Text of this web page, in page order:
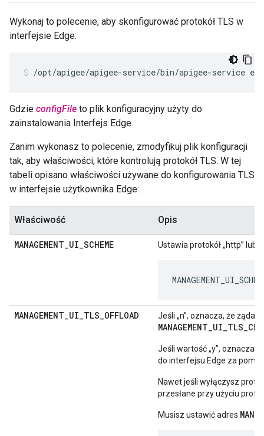
Wykonaj to polecenie, aby skonfigurować protokół TLS w
interfejsie Edge:
/opt/apigee/apigee-service/bin/apigee-service
Gdzie configFile to plik konfiguracyjny użyty do
zainstalowania Interfejs Edge.
Zanim wykonasz to polecenie, zmodyfikuj plik konfiguracji
tak, aby właściwości, które kontrolują protokół TLS. W tej
tabeli opisano właściwości używane do konfigurowania TLS
w interfejsie użytkownika Edge:
Właściwość Opis
MANAGEMENT_UI_SCHEME Ustawia protokół „http” lub
MANAGEMENT_UI_TLS_OFFLOAD Jeśli „n”, oznacza, że
Jeśli wartość „y”, oznacza,
do interfejsu Edge za
Nawet jeśli wyłączysz
przesłane przy użyciu
Musisz ustawić adres